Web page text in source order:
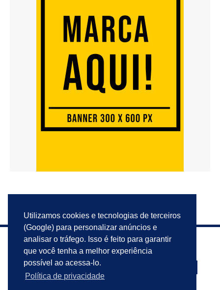
Utilizamos cookies e tecnologias de terceiros
(Google) para personalizar anúncios e
analisar o tráfego. Isso é feito para garantir
que você tenha a melhor experiência
possível ao acessa-lo.
Política de privacidade